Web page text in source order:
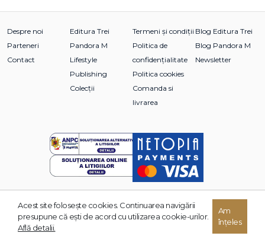
Despre noi
Parteneri
Contact
Editura Trei
Pandora M
Lifestyle
Publishing
Colecții
Termeni și condiții
Politica de
confidențialitate
Politica cookies
Comanda si
livrarea
Blog Editura Trei
Blog Pandora M
Newsletter
© 2026 Grupul Editorial TREI. Toate drepturile rezervate.
Acest site foloseşte cookies. Continuarea navigării
presupune că eşti de acord cu utilizarea cookie-urilor.
Află detalii.
Am
înțeles